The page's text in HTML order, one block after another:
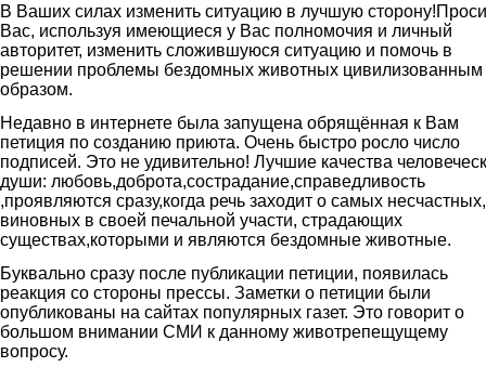
В Ваших силах изменить ситуацию в лучшую
Вас, используя имеющиеся у Вас полномочия и личный
авторитет, изменить сложившуюся ситуацию и помочь в
решении проблемы бездомных животных цивилизованным
образом.
Недавно в интернете была запущена обрящённая к Вам
петиция по созданию приюта. Очень быстро росло число
подписей. Это не удивительно! Лучшие качества
души: любовь,доброта,сострадание,справедливость
,проявляются сразу,когда речь заходит о самых
виновных в своей печальной участи, страдающих
существах,которыми и являются бездомные животные.
Буквально сразу после публикации петиции, появилась
реакция со стороны прессы. Заметки о петиции были
опубликованы на сайтах популярных газет. Это говорит о
большом внимании СМИ к данному животрепещущему
вопросу.